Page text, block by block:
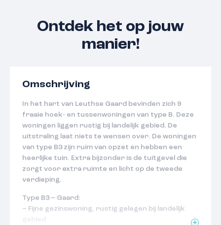
Ontdek het op jouw
manier!
Omschrijving
In het hart van Leuthse Gaard bevinden zich 9
fraaie hoek- en tussenwoningen van type B. Deze
woningen liggen rustig bij landelijk gebied. De
uitstraling laat niets te wensen over. De woningen
van type B3 zijn ruim van opzet en hebben een
heerlijke tuin. Extra bijzonder is de tuitgevel die
zorgt voor extra ruimte en licht op de tweede
verdieping.
Type B3 – Gaard:
– Fijne gezinswoning, rustig gelegen bij landelijk
gebied